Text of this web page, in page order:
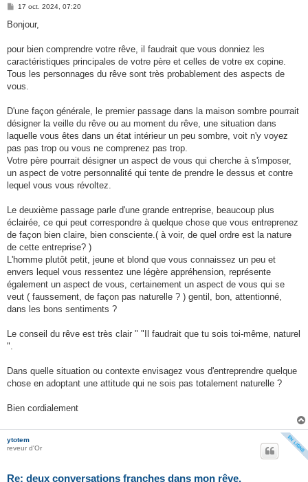
M
s
g
17 oct. 2024, 07:20
Bonjour,
pour bien comprendre votre rêve, il faudrait que vous donniez les
caractéristiques principales de votre père et celles de votre ex copine.
Tous les personnages du rêve sont très probablement des aspects de
vous.
D'une façon générale, le premier passage dans la maison sombre pourrait
désigner la veille du rêve ou au moment du rêve, une situation dans
laquelle vous êtes dans un état intérieur un peu sombre, voit n'y voyez
pas pas trop ou vous ne comprenez pas trop.
Votre père pourrait désigner un aspect de vous qui cherche à s'imposer,
un aspect de votre personnalité qui tente de prendre le dessus et contre
lequel vous vous révoltez.
Le deuxième passage parle d'une grande entreprise, beaucoup plus
éclairée, ce qui peut correspondre à quelque chose que vous entreprenez
de façon bien claire, bien consciente.( à voir, de quel ordre est la nature
de cette entreprise? )
L'homme plutôt petit, jeune et blond que vous connaissez un peu et
envers lequel vous ressentez une légère appréhension, représente
également un aspect de vous, certainement un aspect de vous qui se
veut ( faussement, de façon pas naturelle ? ) gentil, bon, attentionné,
dans les bons sentiments ?
Le conseil du rêve est très clair " "Il faudrait que tu sois toi-même, naturel
".
Dans quelle situation ou contexte envisagez vous d'entreprendre quelque
chose en adoptant une attitude qui ne sois pas totalement naturelle ?
Bien cordialement
ytotem
reveur d'Or
Re: deux conversations franches dans mon rêve.